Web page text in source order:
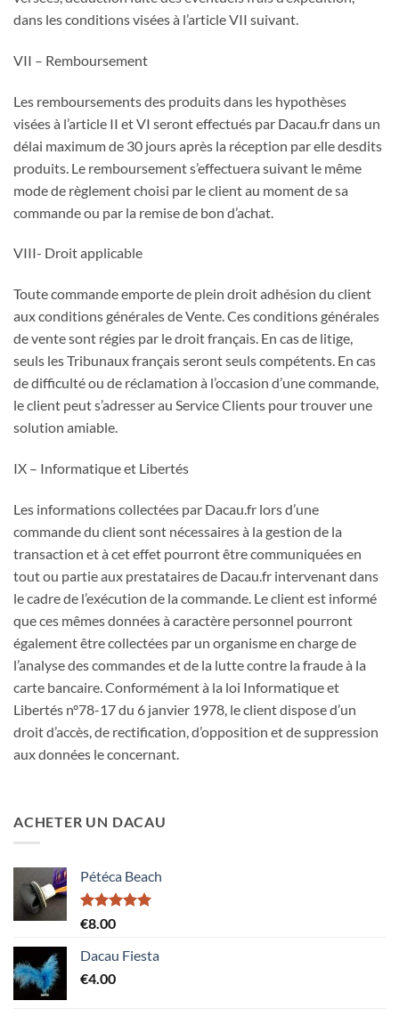
dans les conditions visées à l’article VII suivant.
VII – Remboursement
Les remboursements des produits dans les hypothèses
visées à l’article II et VI seront effectués par Dacau.fr dans un
délai maximum de 30 jours après la réception par elle desdits
produits. Le remboursement s’effectuera suivant le même
mode de règlement choisi par le client au moment de sa
commande ou par la remise de bon d’achat.
VIII- Droit applicable
Toute commande emporte de plein droit adhésion du client
aux conditions générales de Vente. Ces conditions générales
de vente sont régies par le droit français. En cas de litige,
seuls les Tribunaux français seront seuls compétents. En cas
de difficulté ou de réclamation à l’occasion d’une commande,
le client peut s’adresser au Service Clients pour trouver une
solution amiable.
IX – Informatique et Libertés
Les informations collectées par Dacau.fr lors d’une
commande du client sont nécessaires à la gestion de la
transaction et à cet effet pourront être communiquées en
tout ou partie aux prestataires de Dacau.fr intervenant dans
le cadre de l’exécution de la commande. Le client est informé
que ces mêmes données à caractère personnel pourront
également être collectées par un organisme en charge de
l’analyse des commandes et de la lutte contre la fraude à la
carte bancaire. Conformément à la loi Informatique et
Libertés n°78-17 du 6 janvier 1978, le client dispose d’un
droit d’accès, de rectification, d’opposition et de suppression
aux données le concernant.
ACHETER UN DACAU
Pétéca Beach
Note5.00
€8.00
Dacau Fiesta
€4.00